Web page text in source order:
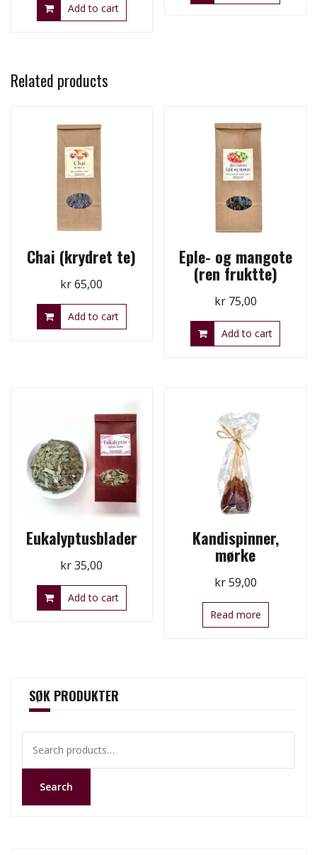
Add to cart
Related products
Chai (krydret te)
kr65,00
Add to cart
Eple- og mangote
(ren fruktte)
kr75,00
Add to cart
Eukalyptusblader
kr35,00
Add to cart
Kandispinner,
mørke
kr59,00
Read more
SØK PRODUKTER
for:
Search